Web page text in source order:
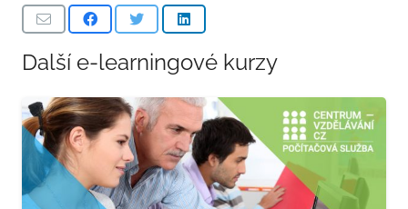
Další e-learningové kurzy